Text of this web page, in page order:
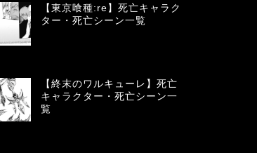
【東京喰種:re】死亡キャラク
ター・死亡シーン一覧
【終末のワルキューレ】死亡
キャラクター・死亡シーン一
覧